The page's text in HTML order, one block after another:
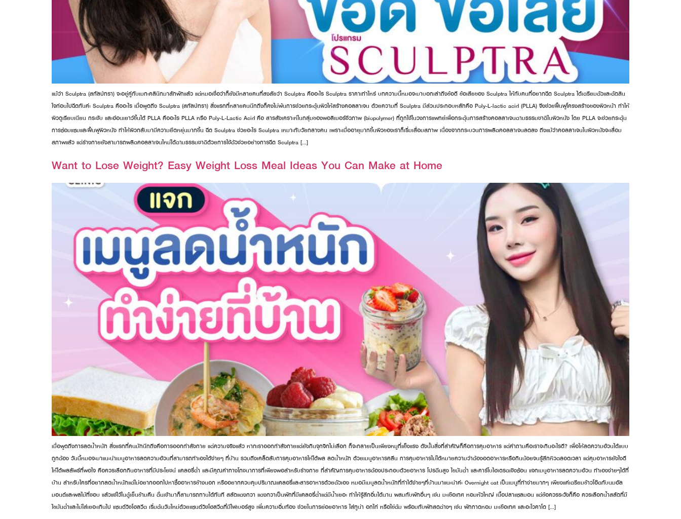
แม้ว่า Sculptra (สกัลป์ทรา) จะอยู่คู่กับเมกะคลินิกมาสักพักแล้ว แต่หมอเชื่อว่าก็ยังมีหลายคนที่สงสัยว่า Sculptra คืออะไร Sculptra ราคาเท่าไหร่ บทความนี้หมอจะมาบอกเล่าถึงข้อดี ข้อเสียของ Sculptra ให้กับคนที่อยากฉีด Sculptra ได้เตรียมตัวและตัดสิน
ใจก่อนไปฉีดกันค่ะ Sculptra คืออะไร เมื่อพูดถึง Sculptra (สกัลป์ทรา) สิ่งแรกที่หลายคนนึกถึงก็คงไม่พ้นการช่วยกระตุ้นผิวให้สร้างคอลลาเจน ด้วยความที่ Sculptra มีส่วนประกอบหลักคือ Poly-L-lactic acid (PLLA) จึงช่วยฟื้นฟูโครงสร้างของผิวหน้า ทำให้
ผิวดูเรียบเนียน กระชับ และอ่อนเยาว์ขึ้นได้ PLLA คืออะไร PLLA หรือ Poly-L-Lactic Acid คือ สารสังเคราะห์ในกลุ่มของพอลิเมอร์ชีวภาพ (biopolymer) ที่ถูกใช้ในวงการแพทย์เพื่อกระตุ้นการสร้างคอลลาเจนตามธรรมชาติในผิวหนัง โดย PLLA จะช่วยกระตุ้น
การซ่อมแซมและฟื้นฟูผิวหนัง ทำให้ผิวกลับมามีความยืดหยุ่นมากขึ้น ฉีด Sculptra ช่วยอะไร Sculptra เหมาะกับวัยกลางคน เพราะเมื่ออายุมากขึ้นผิวของเราก็เริ่มเสื่อมสภาพ เนื่องจากกระบวนการผลิตคอลลาเจนลดลง ถึงแม้ว่าคอลลาเจนในผิวหนังจะเสื่อม
สภาพแล้ว แต่ร่างกายยังสามารถผลิตคอลลาเจนใหม่ได้ตามธรรมชาติด้วยการใช้ตัวช่วยอย่างการฉีด Sculptra […]
Want to Lose Weight? Easy Weight Loss Meal Ideas You Can Make at Home
เมื่อพูดถึงการลดน้ำหนัก สิ่งแรกที่คนมักนึกถึงคือการออกกำลังกาย แต่ความจริงแล้ว หากเราออกกำลังกายแต่ยังกินจุกจิกไม่เลือก ก็จะกลายเป็นเพียงหมูที่แข็งแรง ดังนั้นสิ่งที่สำคัญก็คือการคุมอาหาร แต่คำถามคือเราจะกินอะไรดี? เพื่อให้ลดความอ้วนได้แบบ
ถูกต้อง วันนี้หมอจะมาแนะนำเมนูอาหารลดความอ้วนที่สามารถทำเองได้ง่ายๆ ที่บ้าน รวมถึงเคล็ดลับการคุมอาหารให้ได้ผล ลดน้ำหนัก ด้วยเมนูอาหารคลีน การคุมอาหารไม่ได้หมายความว่าต้องอดอาหารหรือกินน้อยจนรู้สึกหิวตลอดเวลา แต่คุมอาหารยังไงดี
ให้ได้ผลลัพธ์ที่พอใจ คือควรเลือกกินอาหารที่มีประโยชน์ แคลอรี่ต่ำ และมีคุณค่าทางโภชนาการที่เพียงพอสำหรับร่างกาย ที่สำคัญการคุมอาหารต้องประกอบด้วยอาหาร โปรตีนสูง ไขมันต่ำ และคาร์โบไฮเดรตเชิงซ้อน แจกเมนูอาหารลดความอ้วน ทำเองง่ายๆได้ที่
บ้าน สำหรับใครที่อยากลดน้ำหนักแต่ไม่อยากออกไปหาซื้ออาหารข้างนอก หรืออยากควบคุมปริมาณแคลอรี่และสารอาหารด้วยตัวเอง หมอมีเมนูลดน้ำหนักที่ทำได้ง่ายๆที่บ้านมาแนะนำค่ะ Overnight oat เป็นเมนูที่ทำง่ายมากๆ เพียงแค่เตรียมข้าวโอ๊ตกับนมอัล
มอนด์และผลไม้ที่ชอบ แล้วแช่ไว้ในตู้เย็นข้ามคืน ตื่นเช้ามาก็สามารถทานได้ทันที สลัดแตงกวา แตงกวาเป็นผักที่มีแคลอรี่ต่ำแต่มีน้ำเยอะ ทำให้รู้สึกอิ่มได้นาน ผสมกับผักอื่นๆ เช่น มะเขือเทศ หอมหัวใหญ่ เนื้อปลาแซลมอน แต่ข้อควรระวังก็คือ ควรเลือกน้ำสลัดที่มี
ไขมันต่ำและไม่ใส่เยอะเกินไป แซนด์วิชโฮลวีต เริ่มต้นวันใหม่ด้วยแซนด์วิชโฮลวีตที่มีไฟเบอร์สูง เพิ่มความอิ่มท้อง ช่วยในการย่อยอาหาร ใส่ทูน่า อกไก่ หรือไข่ต้ม พร้อมกับผักสดต่างๆ เช่น ผักกาดหอม มะเขือเทศ และอะโวคาโด […]